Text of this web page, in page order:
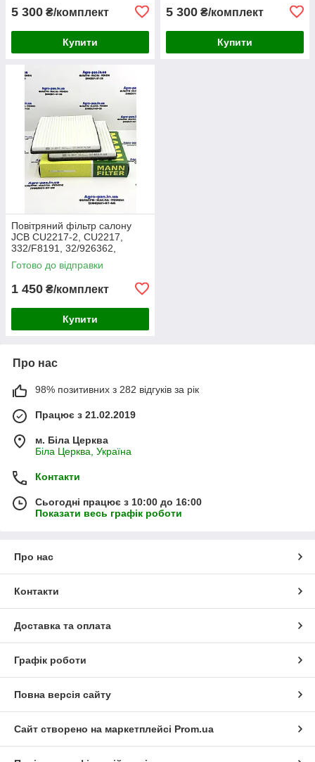
5 300 ₴/комплект
Купити
5 300 ₴/комплект
Купити
Повітряний фільтр салону
JCB CU2217-2, CU2217,
332/F8191, 32/926362,
30/926362, AA2983, CA-
43030, SC60055, SKL46354,
Готово до відправки
1 450 ₴/комплект
Купити
Про нас
98% позитивних з 282 відгуків за рік
Працює з 21.02.2019
м. Біла Церква
Біла Церква, Україна
Контакти
Сьогодні працює з 10:00 до 16:00
Показати весь графік роботи
Про нас
Контакти
Доставка та оплата
Графік роботи
Повна версія сайту
Сайт створено на маркетплейсі Prom.ua